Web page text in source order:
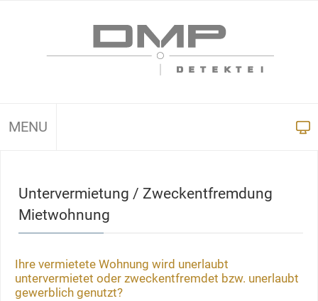
MENU
Untervermietung / Zweckentfremdung
Mietwohnung
Ihre vermietete Wohnung wird unerlaubt
untervermietet oder zweckentfremdet bzw. unerlaubt
gewerblich genutzt?